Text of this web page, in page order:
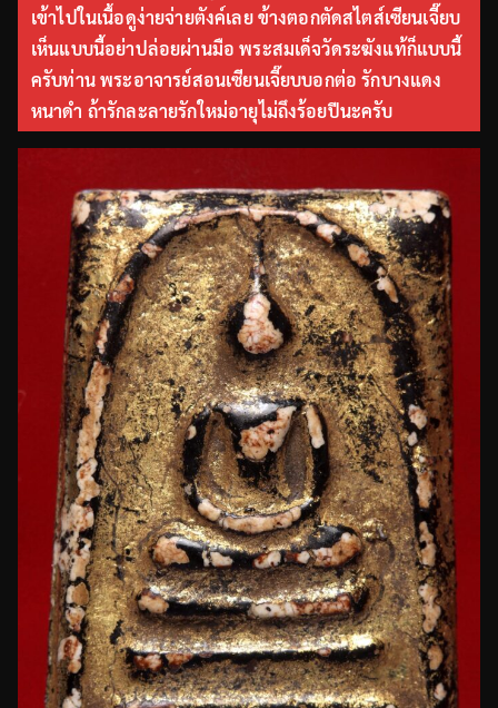
เข้าไปในเนื้อดูง่ายจ่ายตังค์เลย ข้างตอกตัดสไตส์เซียนเจี๊ยบ
เห็นแบบนี้อย่าปล่อยผ่านมือ พระสมเด็จวัดระฆังแท้ก็แบบนี้
ครับท่าน พระอาจารย์สอนเซียนเจี๊ยบบอกต่อ รักบางแดง
หนาดำ ถ้ารักละลายรักใหม่อายุไม่ถึงร้อยปีนะครับ